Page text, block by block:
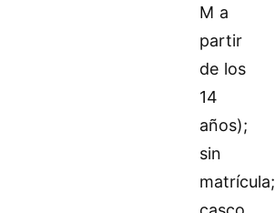
M a
partir
de los
14
años);
sin
matrícula;